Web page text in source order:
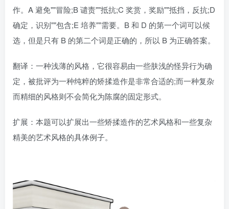
作。A 避免""冒险;B 谴责""抵抗;C 奖赏，奖励""抵挡，反抗;D
确定，识别""包含;E 培养""需要。B 和 D 的第一个词可以候
选，但是只有 B 的第二个词是正确的，所以 B 为正确答案。
翻译：一种浅薄的风格，它很容易由一些肤浅的怪异行为确
定，被批评为一种纯粹的矫揉造作是非常合适的;而一种复杂
而精细的风格则不会简化为陈腐的固定形式。
扩展：本题可以扩展出一些矫揉造作的艺术风格和一些复杂
精美的艺术风格的具体例子。